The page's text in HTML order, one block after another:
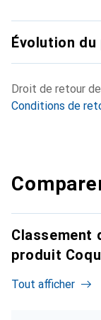
Évolution du
Droit de retour
Conditions de
Classement
produit
Tout afficher